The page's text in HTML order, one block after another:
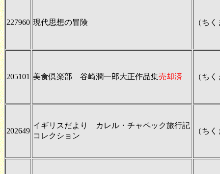
227960 現代思想の冒険 （ち
205101 美食倶楽部 谷崎潤一郎大正作品集売却済 （ち
202649
イギリスだより カレル・チャペック旅行記
コレクション
（ち